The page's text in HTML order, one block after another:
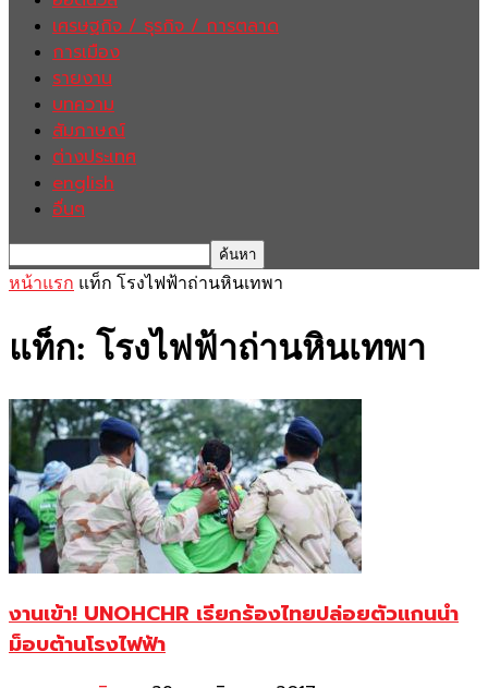
เศรษฐกิจ / ธุรกิจ / การตลาด
การเมือง
รายงาน
บทความ
สัมภาษณ์
ต่างประเทศ
english
อื่นๆ
หน้าแรก แท็ก โรงไฟฟ้าถ่านหินเทพา
แท็ก: โรงไฟฟ้าถ่านหินเทพา
งานเข้า! UNOHCHR เรียกร้องไทยปล่อยตัวแกนนำ
ม็อบต้านโรงไฟฟ้า